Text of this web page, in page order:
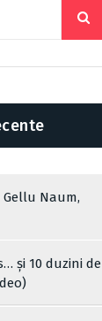
Naum,
și 10 duzini de